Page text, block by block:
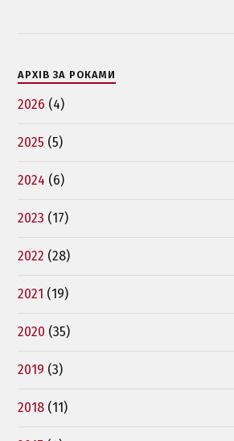
АРХІВ ЗА РОКАМИ
2026 (4)
2025 (5)
2024 (6)
2023 (17)
2022 (28)
2021 (19)
2020 (35)
2019 (3)
2018 (11)